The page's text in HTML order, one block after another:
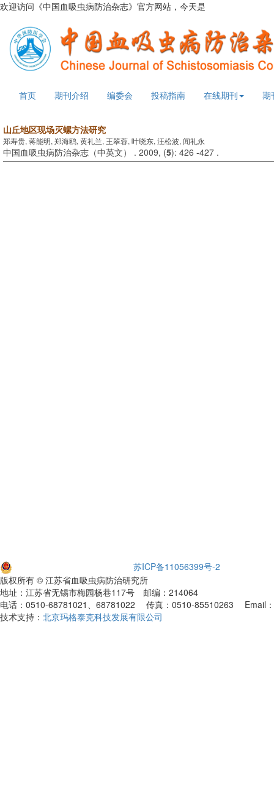
欢迎访问《中国血吸虫病防治杂志》官方网站，今天是
首页 期刊介绍 编委会 投稿指南 在线期刊 期
山丘地区现场灭螺方法研究
郑寿贵, 蒋能明, 郑海鸥, 黄礼兰, 王翠蓉, 叶晓东, 汪松波, 闻礼永
中国血吸虫病防治杂志（中英文） . 2009, (5): 426 -427 .
苏ICP备11056399号-2
版权所有 © 江苏省血吸虫病防治研究所
地址：江苏省无锡市梅园杨巷117号 邮编：214064
电话：0510-68781021、68781022 传真：0510-85510263 Email
技术支持： 北京玛格泰克科技发展有限公司